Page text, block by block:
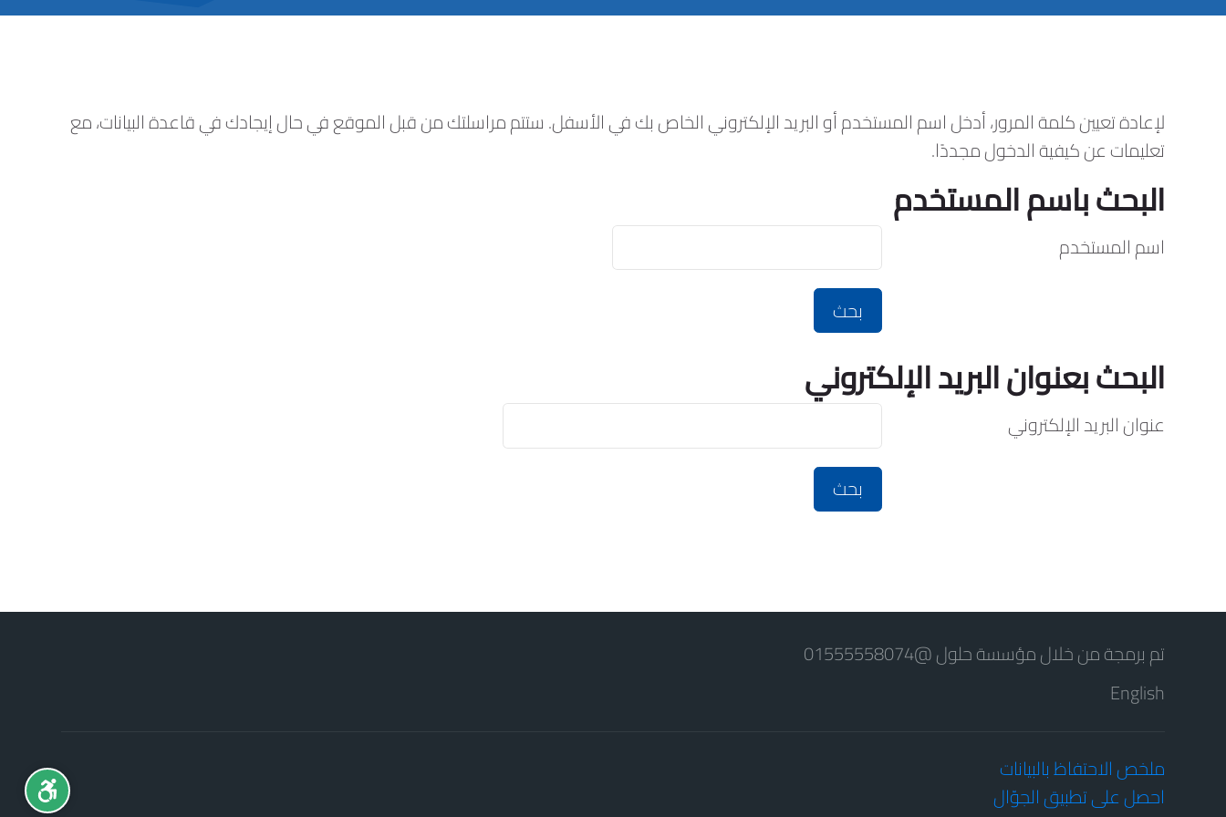
لإعادة تعيين كلمة المرور، أدخل اسم المستخدم أو البريد الإلكتروني الخاص بك في الأسفل. ستتم مراسلتك من قبل الموقع في حال إيجادك في قاعدة البيانات، مع
تعليمات عن كيفية الدخول مجددًا.
البحث باسم المستخدم
البحث باسم المستخدم
اسم المستخدم
البحث بعنوان البريد الإلكتروني
البحث بعنوان البريد الإلكتروني
عنوان البريد الإلكتروني
تم برمجة من خلال مؤسسة حلول @01555558074
English
ملخص الاحتفاظ بالبيانات
احصل على تطبيق الجوّال